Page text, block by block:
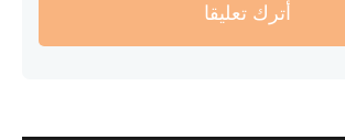
أترك تعليقا